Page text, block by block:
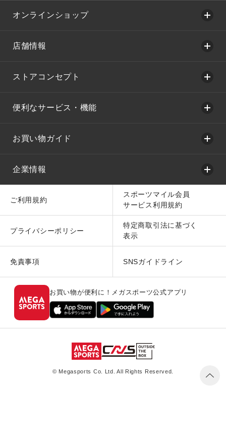
オンラインショップ
店舗情報
ストアコンセプト
便利なサービス・機能
お買い物ガイド
企業情報
ご利用規約
スポーツマイル会員
サービス利用規約
プライバシーポリシー
特定商取引法に基づく
表示
免責事項 SNSガイドライン
お買い物が便利に！メガスポーツ公式アプリ
© Megasports Co. Ltd. All Rights Reserved.